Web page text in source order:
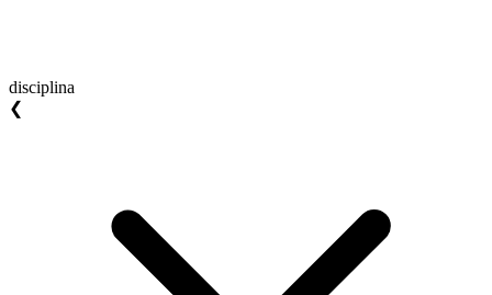
disciplina
❮